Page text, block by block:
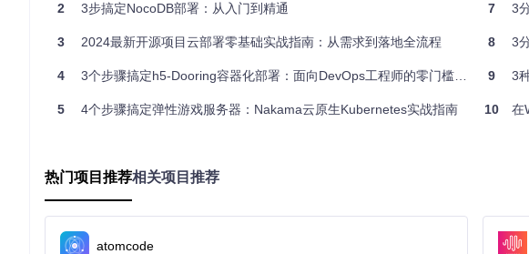
Docker Compose是快速部署开源分析平台的理想选择。以下是核心配置文件示例，
web:
environment:
2 3步搞定NocoDB部署：从入门到精通
3 2024最新开源项目云部署零基础实战指南：从需求到落地全流程
4 3个步骤搞定h5-Dooring容器化部署：面向DevOps工程师的零门槛实践
5 4个步骤搞定弹性游戏服务器：Nakama云原生Kubernetes实战指南
7 3
8 3
9 3
10 在
热门项目推荐相关项目推荐
atomcode